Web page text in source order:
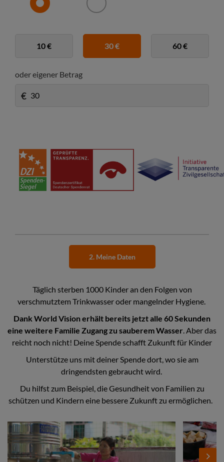
10 € 30 € 60 €
oder eigener Betrag
€
2. Meine Daten
Täglich sterben 1000 Kinder an den Folgen von
verschmutztem Trinkwasser oder mangelnder Hygiene.
Dank World Vision erhält bereits jetzt alle 60 Sekunden
eine weitere Familie Zugang zu sauberem Wasser . Aber das
reicht noch nicht! Deine Spende schafft Zukunft für Kinder
Unterstütze uns mit deiner Spende dort, wo sie am
dringendsten gebraucht wird.
Du hilfst zum Beispiel, die Gesundheit von Familien zu
schützen und Kindern eine bessere Zukunft zu ermöglichen.
Stories
Add
Image
Add
Image
Next